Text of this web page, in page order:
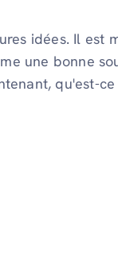
idées. Il est
une bonne
qu'est-